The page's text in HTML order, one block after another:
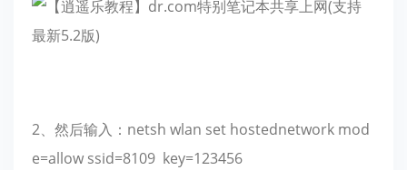
2、然后输入：netsh wlan set hostednetwork mod
e=allow ssid=8109 key=123456